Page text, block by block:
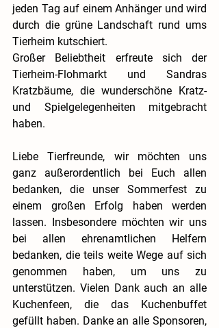
jeden Tag auf einem Anhänger und wird
durch die grüne Landschaft rund ums
Tierheim kutschiert.
Großer Beliebtheit erfreute sich der
Tierheim-Flohmarkt und Sandras
Kratzbäume, die wunderschöne Kratz-
und Spielgelegenheiten mitgebracht
haben.
Liebe Tierfreunde, wir möchten uns
ganz außerordentlich bei Euch allen
bedanken, die unser Sommerfest zu
einem großen Erfolg haben werden
lassen. Insbesondere möchten wir uns
bei allen ehrenamtlichen Helfern
bedanken, die teils weite Wege auf sich
genommen haben, um uns zu
unterstützen. Vielen Dank auch an alle
Kuchenfeen, die das Kuchenbuffet
gefüllt haben. Danke an alle Sponsoren,